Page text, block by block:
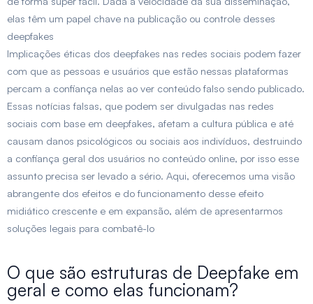
elas têm um papel chave na publicação ou controle desses
deepfakes
Implicações éticas dos deepfakes nas redes sociais podem fazer
com que as pessoas e usuários que estão nessas plataformas
percam a confiança nelas ao ver conteúdo falso sendo publicado.
Essas notícias falsas, que podem ser divulgadas nas redes
sociais com base em deepfakes, afetam a cultura pública e até
causam danos psicológicos ou sociais aos indivíduos, destruindo
a confiança geral dos usuários no conteúdo online, por isso esse
assunto precisa ser levado a sério. Aqui, oferecemos uma visão
abrangente dos efeitos e do funcionamento desse efeito
midiático crescente e em expansão, além de apresentarmos
soluções legais para combatê-lo
O que são estruturas de Deepfake em
geral e como elas funcionam?